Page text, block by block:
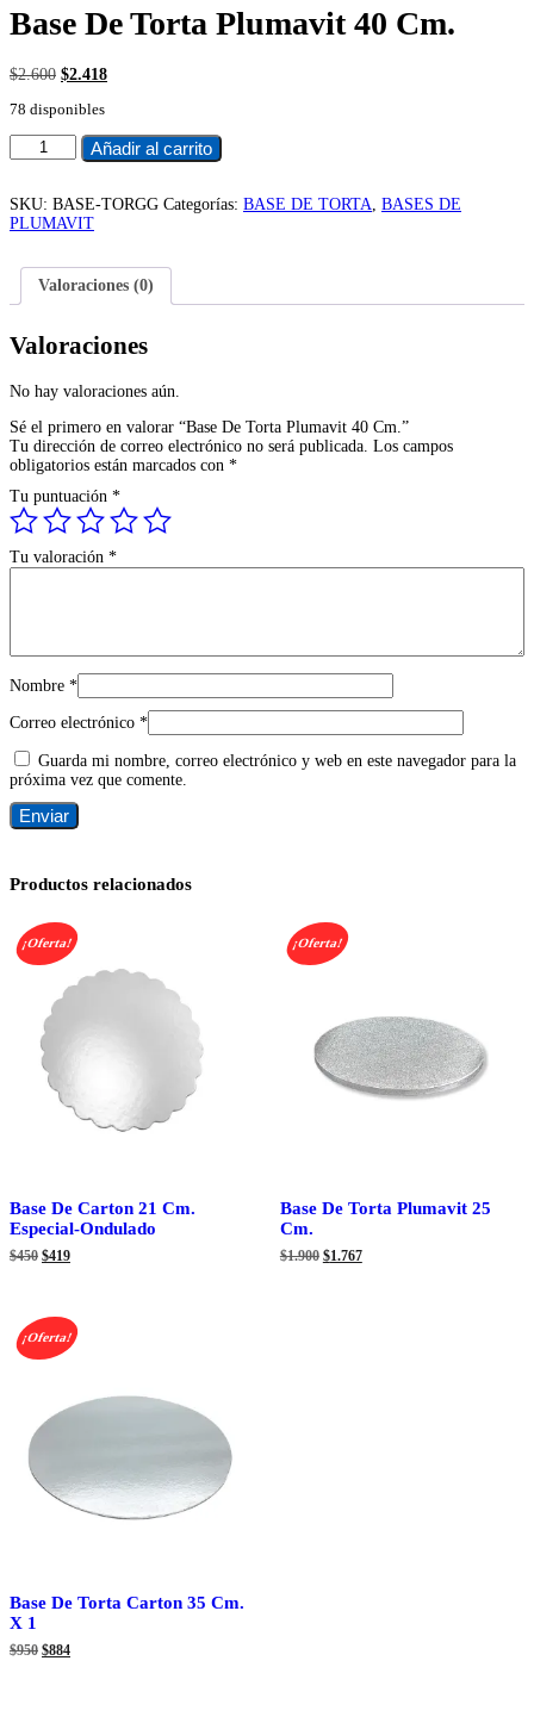
Base De Torta Plumavit 40 Cm.
$2.600 El
original
$2.600.
$2.418El
$2.418.
78 disponibles
Base
De
Plumavit
40
Cm.
Añadir al carrito
SKU: BASE-TORGG Categorías: BASE DE TORTA BASES DE
PLUMAVIT
Valoraciones (0)
Valoraciones
No hay valoraciones aún.
Sé el primero en valorar “Base De Torta Plumavit 40 Cm.”
Tu dirección de correo electrónico no será publicada. Los campos
obligatorios están marcados con *
Tu puntuación *
Tu valoración *
Nombre *
Correo electrónico *
Guarda mi nombre, correo electrónico y web en este navegador para la
próxima vez que comente.
Productos relacionados
¡Oferta!
Base De Carton 21 Cm.
Especial-Ondulado
$450 El
$450.
$419El
$419.
¡Oferta!
Base De Torta Plumavit 25
Cm.
$1.900 El
$1.767El
¡Oferta!
Base De Torta Carton 35 Cm.
X 1
$950 El
$884El